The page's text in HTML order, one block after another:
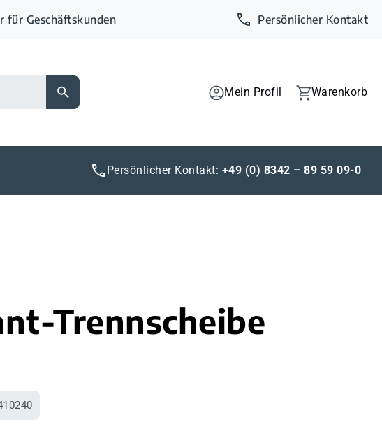
für Geschäftskunden Persönlicher Kontakt
Mein Profil Warenkorb
Persönlicher Kontakt: +49 (0) 8342 – 89 59 09-0
Trennscheibe